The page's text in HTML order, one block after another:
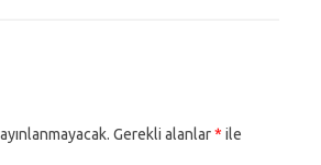
Gerekli alanlar* ile